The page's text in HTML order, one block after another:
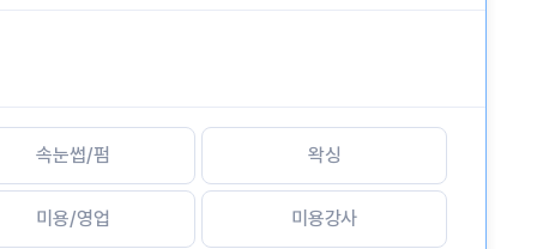
속눈썹/펌 왁싱
미용/영업 미용강사